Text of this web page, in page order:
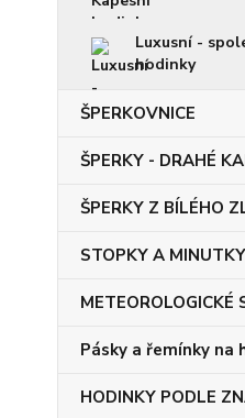
Luxusní -
hodinky
ŠPERKOVNICE
ŠPERKY - DRAHÉ
ŠPERKY Z BÍLÉHO
STOPKY A MINUTKY
METEOROLOGICKÉ
Pásky a řemínky na
HODINKY PODLE